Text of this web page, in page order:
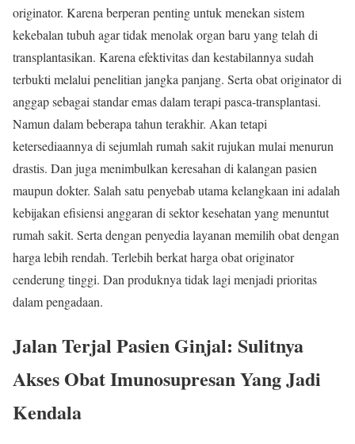
originator. Karena berperan penting untuk menekan sistem
kekebalan tubuh agar tidak menolak organ baru yang telah di
transplantasikan. Karena efektivitas dan kestabilannya sudah
terbukti melalui penelitian jangka panjang. Serta obat originator di
anggap sebagai standar emas dalam terapi pasca-transplantasi.
Namun dalam beberapa tahun terakhir. Akan tetapi
ketersediaannya di sejumlah rumah sakit rujukan mulai menurun
drastis. Dan juga menimbulkan keresahan di kalangan pasien
maupun dokter. Salah satu penyebab utama kelangkaan ini adalah
kebijakan efisiensi anggaran di sektor kesehatan yang menuntut
rumah sakit. Serta dengan penyedia layanan memilih obat dengan
harga lebih rendah. Terlebih berkat harga obat originator
cenderung tinggi. Dan produknya tidak lagi menjadi prioritas
dalam pengadaan.
Jalan Terjal Pasien Ginjal: Sulitnya
Akses Obat Imunosupresan Yang Jadi
Kendala